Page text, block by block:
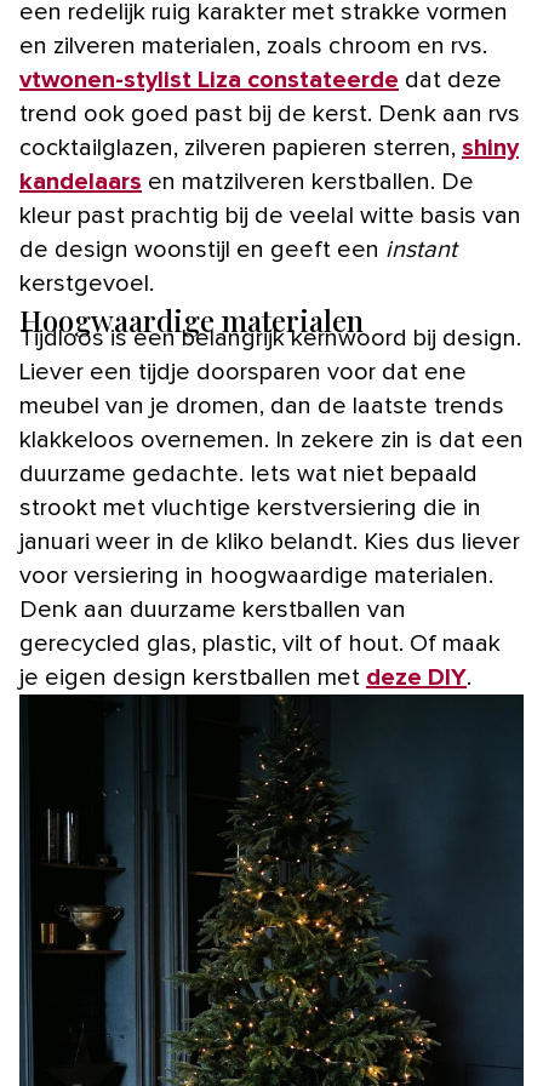
een redelijk ruig karakter met strakke vormen
en zilveren materialen, zoals chroom en rvs.
vtwonen-stylist Liza constateerde dat deze
trend ook goed past bij de kerst. Denk aan rvs
cocktailglazen, zilveren papieren sterren, shiny
kandelaars en matzilveren kerstballen. De
kleur past prachtig bij de veelal witte basis van
de design woonstijl en geeft een instant
kerstgevoel.
Hoogwaardige materialen
Tijdloos is een belangrijk kernwoord bij design.
Liever een tijdje doorsparen voor dat ene
meubel van je dromen, dan de laatste trends
klakkeloos overnemen. In zekere zin is dat een
duurzame gedachte. Iets wat niet bepaald
strookt met vluchtige kerstversiering die in
januari weer in de kliko belandt. Kies dus liever
voor versiering in hoogwaardige materialen.
Denk aan duurzame kerstballen van
gerecycled glas, plastic, vilt of hout. Of maak
je eigen design kerstballen met deze DIY.